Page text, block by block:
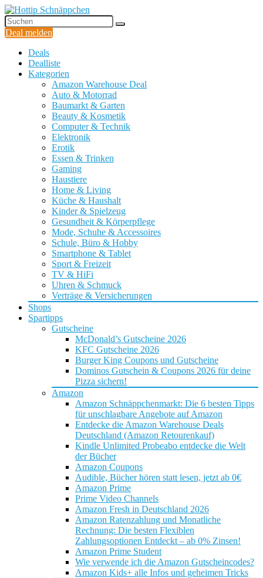
Deal melden
Deals
Dealliste
Kategorien
Amazon Warehouse Deal
Auto & Motorrad
Baumarkt & Garten
Beauty & Kosmetik
Computer & Technik
Elektronik
Erotik
Essen & Trinken
Gaming
Haustiere
Home & Living
Küche & Haushalt
Kinder & Spielzeug
Gesundheit & Körperpflege
Mode, Schuhe & Accessoires
Schule, Büro & Hobby
Smartphone & Tablet
Sport & Freizeit
TV & HiFi
Uhren & Schmuck
Verträge & Versicherungen
Shops
Spartipps
Gutscheine
McDonald’s Gutscheine 2026
KFC Gutscheine 2026
Burger King Coupons und Gutscheine
Dominos Gutschein & Coupons 2026 für deine
Pizza sichern!
Amazon
Amazon Schnäppchenmarkt: Die 6 besten Tipps
für unschlagbare Angebote auf Amazon
Entdecke die Amazon Warehouse Deals
Deutschland (Amazon Retourenkauf)
Kindle Unlimited Probeabo entdecke die Welt
der Bücher
Amazon Coupons
Audible, Bücher hören statt lesen, jetzt ab 0€
Amazon Prime
Prime Video Channels
Amazon Fresh in Deutschland 2026
Amazon Ratenzahlung und Monatliche
Rechnung: Die besten Flexiblen
Zahlungsoptionen Entdeckt – ab 0% Zinsen!
Amazon Prime Student
Wie verwende ich die Amazon Gutscheincodes?
Amazon Kids+ alle Infos und geheimen Tricks